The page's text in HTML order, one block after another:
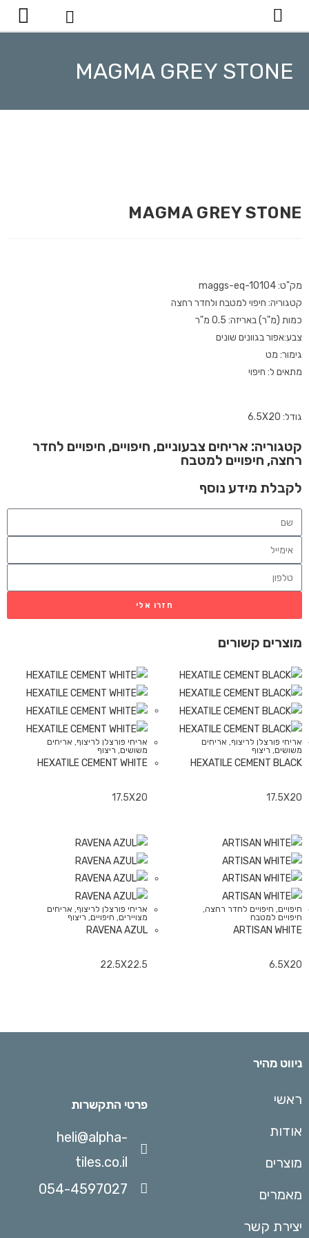
MAGMA GREY STONE
MAGMA GREY STONE
מק"ט: maggs-eq-10104
קטגוריה: חיפוי למטבח ולחדר רחצה
כמות (מ"ר) באריזה: 0.5 מ"ר
צבע:אפור בגוונים שונים
גימור: מט
מתאים ל: חיפוי
גודל: 6.5X20
קטגוריה: אריחים צבעוניים, חיפויים, חיפויים לחדר
רחצה, חיפויים למטבח
לקבלת מידע נוסף
חזרו אלי
מוצרים קשורים
אריחי פורצלן לריצוף, אריחים
משושים, ריצוף
HEXATILE CEMENT BLACK
17.5X20
אריחי פורצלן לריצוף, אריחים
משושים, ריצוף
HEXATILE CEMENT WHITE
17.5X20
חיפויים, חיפויים לחדר רחצה,
חיפויים למטבח
ARTISAN WHITE
6.5X20
אריחי פורצלן לריצוף, אריחים
מצויירים, חיפויים, ריצוף
RAVENA AZUL
22.5X22.5
ניווט מהיר
ראשי
אודות
מוצרים
מאמרים
יצירת קשר
פרטי התקשרות
heli@alpha-
tiles.co.il
054-4597027